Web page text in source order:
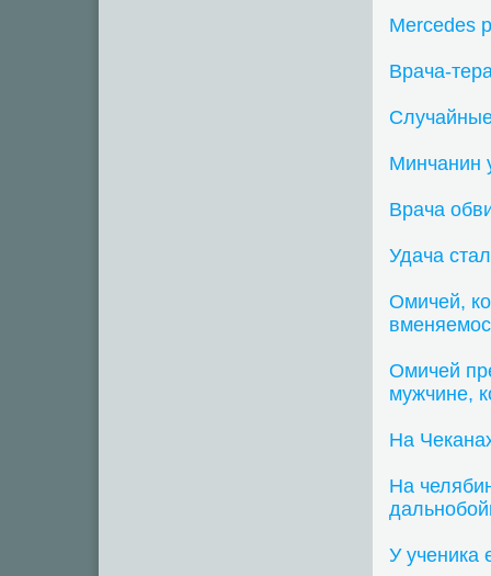
Mercedes
Врача-
Минчанин
Врача
Удача
Омичей,
Омичей
мужчине,
На
На
У ученика